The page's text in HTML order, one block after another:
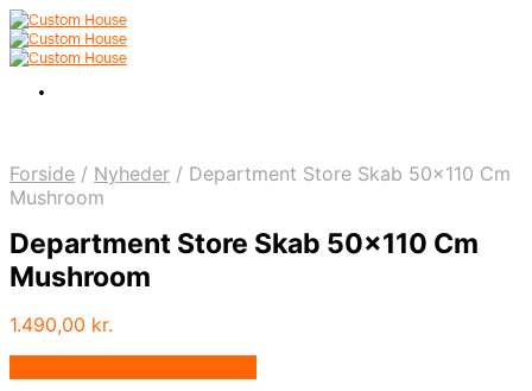
Forside / Nyheder / Department Store Skab 50×110 Cm
Mushroom
Department Store Skab 50×110 Cm
Mushroom
1.490,00 kr.